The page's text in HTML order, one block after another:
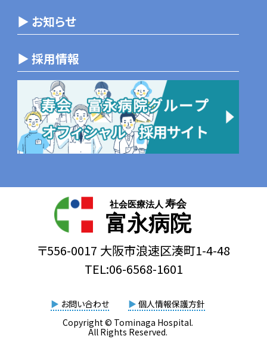
▶ お知らせ
▶ 採用情報
社会医療法人 寿会
富永病院
〒556-0017 大阪市浪速区湊町1-4-48
TEL:06-6568-1601
▶ お問い合わせ ▶ 個人情報保護方針
Copyright © Tominaga Hospital.
All Rights Reserved.